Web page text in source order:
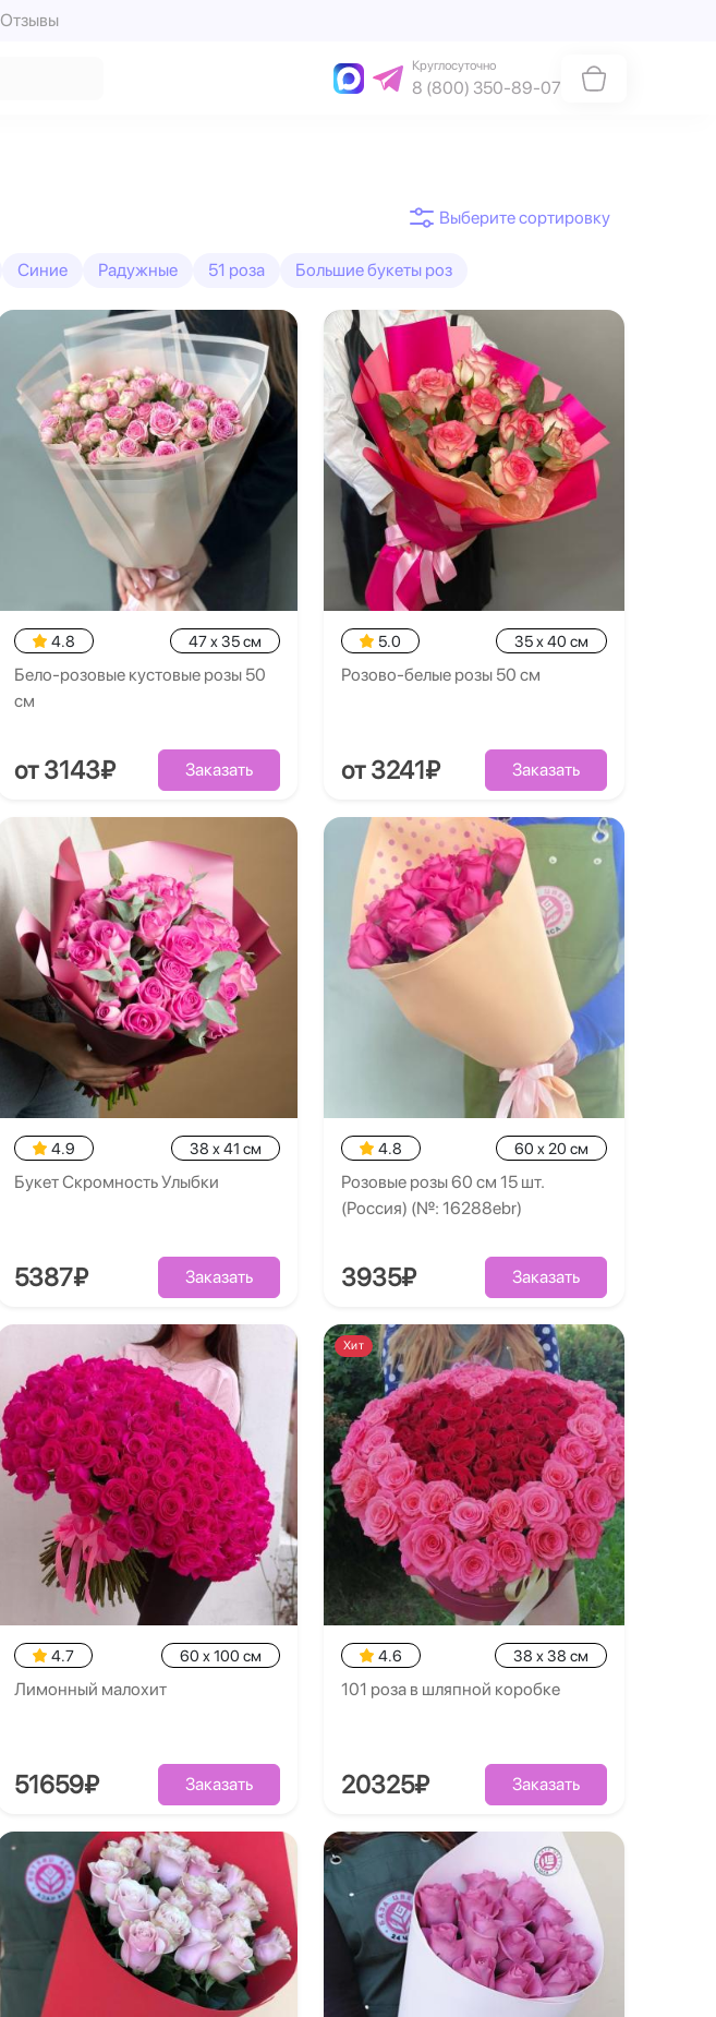
Отзывы
Круглосуточно
8 (800) 350-89-07
Синие Радужные 51 роза Большие букеты роз
4.8 47 x 35 см
Бело-розовые кустовые розы 50
см
от 3143₽ Заказать
5.0 35 x 40 см
Розово-белые розы 50 см
от 3241₽ Заказать
4.9 38 x 41 см
Букет Скромность Улыбки
5387₽ Заказать
4.8 60 x 20 см
Розовые розы 60 см 15 шт.
(Россия) (№: 16288ebr)
3935₽ Заказать
4.7 60 x 100 см
Лимонный малохит
51659₽ Заказать
Хит
4.6 38 x 38 см
101 роза в шляпной коробке
20325₽ Заказать